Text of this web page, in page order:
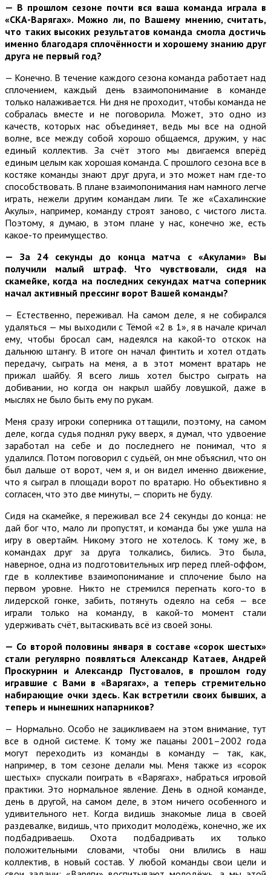
— В прошлом сезоне почти вся ваша команда играла в
«СКА-Варягах». Можно ли, по Вашему мнению, считать,
что таких высоких результатов команда смогла достичь
именно благодаря сплочённости и хорошему знанию друг
друга не первый год?
— Конечно. В течение каждого сезона команда работает над
сплочением, каждый день взаимопонимание в команде
только налаживается. Ни дня не проходит, чтобы команда не
собралась вместе и не поговорила. Может, это одно из
качеств, которых нас объединяет, ведь мы все на одной
волне, все между собой хорошо общаемся, дружим, у нас
единый коллектив. За счёт этого мы двигаемся вперёд
единым целым как хорошая команда. С прошлого сезона все в
костяке команды знают друг друга, и это может нам где-то
способствовать. В плане взаимопонимания нам намного легче
играть, нежели другим командам лиги. Те же «Сахалинские
Акулы», например, команду строят заново, с чистого листа.
Поэтому, я думаю, в этом плане у нас, конечно же, есть
какое-то преимущество.
— За 24 секунды до конца матча с «Акулами» Вы
получили малый штраф. Что чувствовали, сидя на
скамейке, когда на последних секундах матча соперник
начал активный прессинг ворот Вашей команды?
— Естественно, переживал. На самом деле, я не собирался
удаляться — мы выходили с Тёмой «2 в 1», я в начале кричал
ему, чтобы бросал сам, надеялся на какой-то отскок на
дальнюю штангу. В итоге он начал финтить и хотел отдать
передачу, сыграть на меня, а в этот момент вратарь не
прижал шайбу. Я всего лишь хотел быстро сыграть на
добивании, но когда он накрыл шайбу ловушкой, даже в
мыслях не было быть ему по рукам.
Меня сразу игроки соперника оттащили, поэтому, на самом
деле, когда судья поднял руку вверх, я думал, что удвоение
заработал на себе и до последнего не понимал, что я
удалился. Потом поговорил с судьёй, он мне объяснил, что он
был дальше от ворот, чем я, и он видел именно движение,
что я сыграл в площади ворот по вратарю. Но объективно я
согласен, что это две минуты, — спорить не буду.
Сидя на скамейке, я переживал все 24 секунды до конца: не
дай бог что, мало ли пропустят, и команда бы уже ушла на
игру в овертайм. Никому этого не хотелось. К тому же, в
командах друг за друга толкались, бились. Это была,
наверное, одна из подготовительных игр перед плей-оффом,
где в коллективе взаимопонимание и сплочение было на
первом уровне. Никто не стремился перегнать кого-то в
лидерской гонке, забить, потянуть одеяло на себя — все
играли только на команду, в какой-то момент стали
удерживать счёт, вытаскивать всё из своей зоны.
— Со второй половины января в составе «сорок шестых»
стали регулярно появляться Александр Катаев, Андрей
Проскурнин и Александр Пустовалов, в прошлом году
игравшие с Вами в «Варягах», а теперь стремительно
набирающие очки здесь. Как встретили своих бывших, а
теперь и нынешних напарников?
— Нормально. Особо не зацикливаем на этом внимание, тут
все в одной системе. К тому же пацаны 2001–2002 года
могут переходить из команды в команду — так, как,
например, в том сезоне делали мы. Меня также из «сорок
шестых» спускали поиграть в «Варягах», набраться игровой
практики. Это нормальное явление. День в одной команде,
день в другой, на самом деле, в этом ничего особенного и
удивительного нет. Когда видишь знакомые лица в своей
раздевалке, видишь, что приходит молодёжь, конечно, же их
подбадриваешь. Охота подбадривать их только
положительными словами, чтобы они влились в наш
коллектив, в новый состав. У любой команды свои цели и